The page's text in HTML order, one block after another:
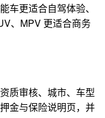
车更适合自驾体验、
、MPV 更适合商务
质审核、城市、车型
金与保险说明页，并